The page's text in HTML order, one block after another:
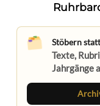
Stöbern
Texte,
Jahrgänge